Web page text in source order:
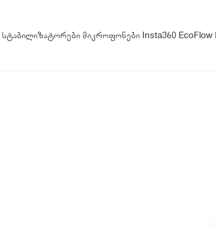
სტაბილიზატორები მიკროფონები Insta360 EcoFlow